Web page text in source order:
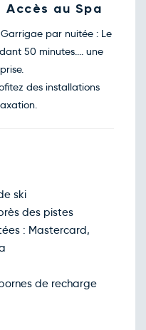
au Spa
par nuitée : Le
50 minutes.... une
des installations
ski
des pistes
: Mastercard,
de recharge